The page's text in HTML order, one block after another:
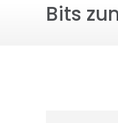
Bits